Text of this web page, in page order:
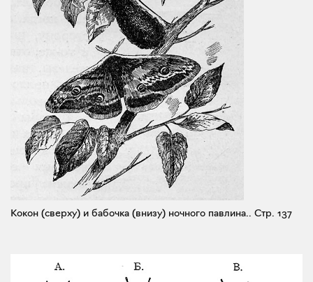
Кокон (сверху) и бабочка (внизу) ночного павлина.. Стр. 137